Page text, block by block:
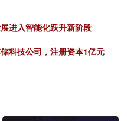
进入智能化跃升新阶段
科技公司，注册资本1亿元